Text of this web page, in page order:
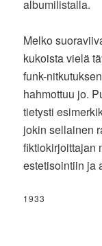
albumilistalla.
Melko
kukoista vielä
funk-
hahmottuu jo.
tietysti
jokin sellainen
fiktiokirjoittajan
estetisointiin ja
1933